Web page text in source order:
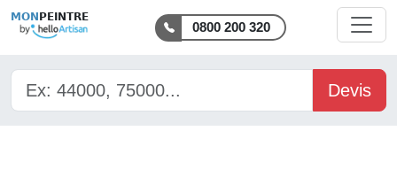
MON PEINTRE
0800 200 320
Devis